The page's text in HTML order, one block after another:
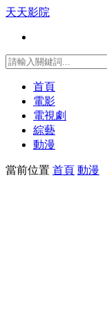
天天影院
首頁
電影
電視劇
綜藝
動漫
當前位置 首頁 動漫